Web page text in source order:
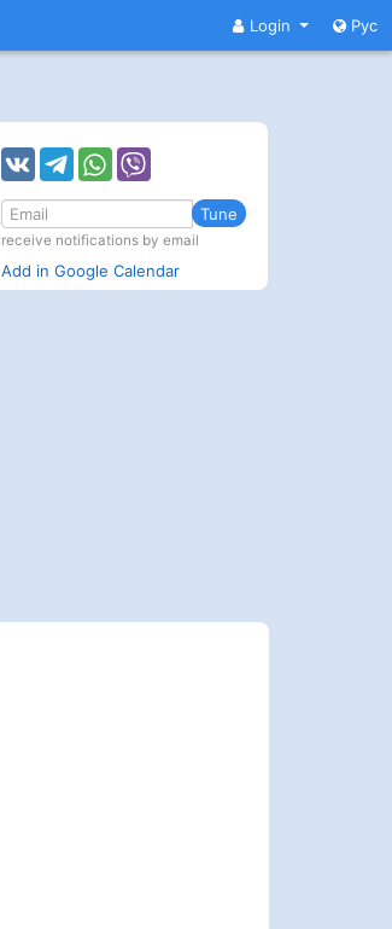
Login Рус
Tune
receive notifications by email
Add in Google Calendar